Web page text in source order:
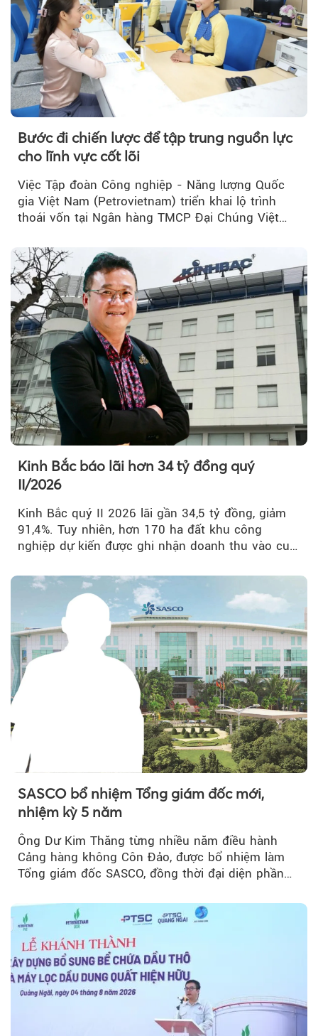
Theo Sở hữu trí
Bước đi chiến lược để tập trung nguồn lực
cho lĩnh vực cốt lõi
Việc Tập đoàn Công nghiệp - Năng lượng Quốc
gia Việt Nam (Petrovietnam) triển khai lộ trình
thoái vốn tại Ngân hàng TMCP Đại Chúng Việt
Kinh Bắc báo lãi hơn 34 tỷ đồng quý
II/2026
Kinh Bắc quý II 2026 lãi gần 34,5 tỷ đồng, giảm
91,4%. Tuy nhiên, hơn 170 ha đất khu công
nghiệp dự kiến được ghi nhận doanh thu vào cuối
SASCO bổ nhiệm Tổng giám đốc mới,
nhiệm kỳ 5 năm
Ông Dư Kim Thăng từng nhiều năm điều hành
Cảng hàng không Côn Đảo, được bổ nhiệm làm
Tổng giám đốc SASCO, đồng thời đại diện phần